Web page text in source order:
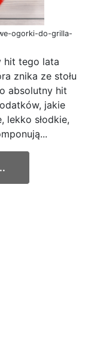
ogorki-do-grilla-
hit tego lata
znika ze stołu
absolutny hit
jakie
lekko słodkie,